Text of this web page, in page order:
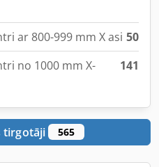
ar 800-999 mm X asi 50
no 1000 mm X-
141
tirgotāji 565